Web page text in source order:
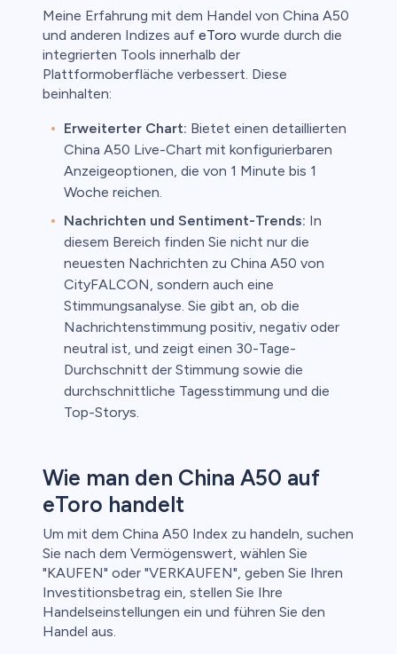
Meine Erfahrung mit dem Handel von China A50
und anderen Indizes auf eToro wurde durch die
integrierten Tools innerhalb der
Plattformoberfläche verbessert. Diese
beinhalten:
Erweiterter Chart: Bietet einen detaillierten
China A50 Live-Chart mit konfigurierbaren
Anzeigeoptionen, die von 1 Minute bis 1
Woche reichen.
Nachrichten und Sentiment-Trends: In
diesem Bereich finden Sie nicht nur die
neuesten Nachrichten zu China A50 von
CityFALCON, sondern auch eine
Stimmungsanalyse. Sie gibt an, ob die
Nachrichtenstimmung positiv, negativ oder
neutral ist, und zeigt einen 30-Tage-
Durchschnitt der Stimmung sowie die
durchschnittliche Tagesstimmung und die
Top-Storys.
Wie man den China A50 auf
eToro handelt
Um mit dem China A50 Index zu handeln, suchen
Sie nach dem Vermögenswert, wählen Sie
"KAUFEN" oder "VERKAUFEN", geben Sie Ihren
Investitionsbetrag ein, stellen Sie Ihre
Handelseinstellungen ein und führen Sie den
Handel aus.